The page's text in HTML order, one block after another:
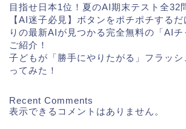
目指せ日本1位！夏のAI期末テスト全32
【AI迷子必見】ボタンをポチポチする
りの最新AIが見つかる完全無料の「AI
ご紹介！
子どもが「勝手にやりたがる」フラッ
ってみた！
Recent Comments
表示できるコメントはありません。